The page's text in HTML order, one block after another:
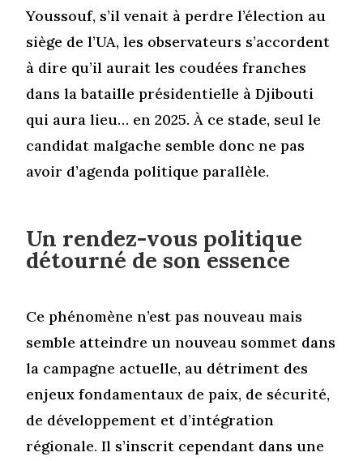
Youssouf, s’il venait à perdre l’élection au
siège de l’UA, les observateurs s’accordent
à dire qu’il aurait les coudées franches
dans la bataille présidentielle à Djibouti
qui aura lieu… en 2025. À ce stade, seul le
candidat malgache semble donc ne pas
avoir d’agenda politique parallèle.
Un rendez-vous politique
détourné de son essence
Ce phénomène n’est pas nouveau mais
semble atteindre un nouveau sommet dans
la campagne actuelle, au détriment des
enjeux fondamentaux de paix, de sécurité,
de développement et d’intégration
régionale. Il s’inscrit cependant dans une